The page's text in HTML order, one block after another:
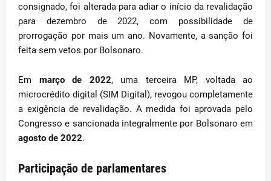
consignado, foi alterada para adiar o início da revalidação
para dezembro de 2022, com possibilidade de
prorrogação por mais um ano. Novamente, a sanção foi
feita sem vetos por Bolsonaro.
Em março de 2022, uma terceira MP, voltada ao
microcrédito digital (SIM Digital), revogou completamente
a exigência de revalidação. A medida foi aprovada pelo
Congresso e sancionada integralmente por Bolsonaro em
agosto de 2022.
Participação de parlamentares